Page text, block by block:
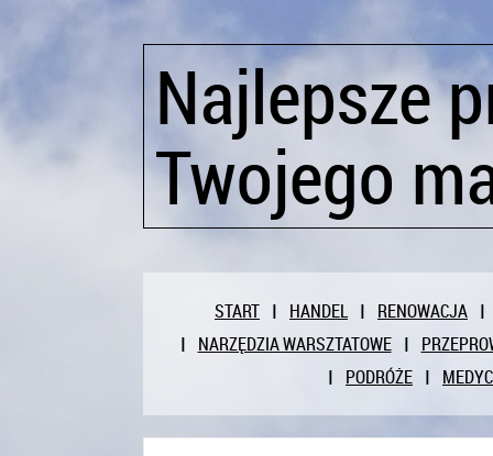
Najlepsze
Twojego
START HANDEL
RENOWACJA
NARZĘDZIA WARSZTATOWE
PODRÓŻE